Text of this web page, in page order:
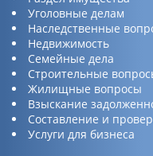
Уголовные делам
Наследственные
Недвижимость
Семейные дела
Строительные
Жилищные вопросы
Взыскание
Составление и
Услуги для бизнеса